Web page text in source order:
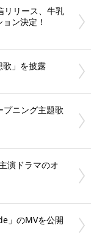
リース、牛乳
ン決定！
歌」を披露
ニング主題歌
演ドラマのオ
」のMVを公開